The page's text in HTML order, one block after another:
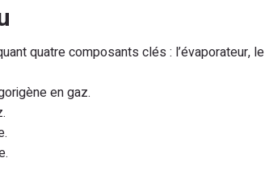
quatre composants clés : l’évaporateur, le
en gaz.